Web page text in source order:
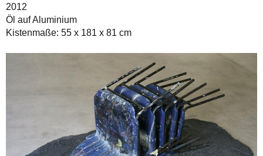
2012
Öl auf Aluminium
Kistenmaße: 55 x 181 x 81 cm